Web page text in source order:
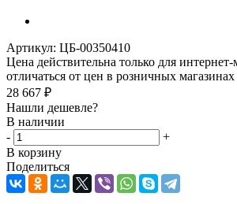
Артикул: ЦБ-00350410
Цена действительна только для
отличаться от цен в розничных магазинах
28 667 ₽
Нашли дешевле?
В наличии
-
+
В корзину
Поделиться